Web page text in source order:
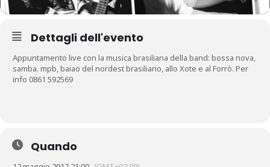
Dettagli dell'evento
Appuntamento live con la musica brasiliana della band: bossa nova,
samba. mpb, baiao del nordest brasiliano, allo Xote e al Forrò. Per
info 0861 592569
Quando